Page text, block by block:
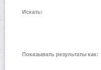
Искать:
Показывать результаты как: